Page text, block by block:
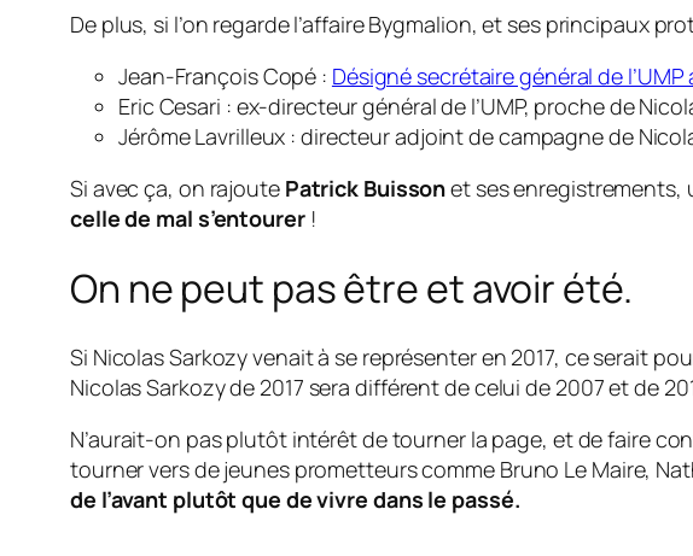
De plus, si l’on regarde l’affaire Bygmalion, et ses principaux
Jean-François Copé : Désigné secrétaire général de l’UMP
Eric Cesari : ex-directeur général de l’UMP, proche de
Jérôme Lavrilleux : directeur adjoint de campagne de
Si avec ça, on rajoute Patrick Buissonet ses enregistrements,
celle de mal s’entourer!
On ne peut pas être et avoir été.
Si Nicolas Sarkozy venait à se représenter en 2017, ce serait
Nicolas Sarkozy de 2017 sera différent de celui de 2007 et de
N’aurait-on pas plutôt intérêt de tourner la page, et de faire
tourner vers de jeunes prometteurs comme Bruno Le Maire,
de l’avant plutôt que de vivre dans le passé.